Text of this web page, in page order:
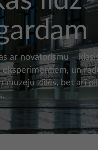
ar novatorismu –
eksperimentiem, un
muzeju zālēs, bet arī